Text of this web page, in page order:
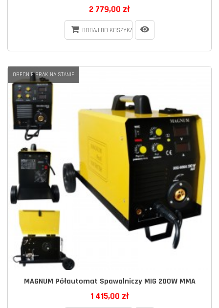
2 779,00 zł
DODAJ DO KOSZYKA
MAGNUM Półautomat Spawalniczy MIG 200W MMA
1 415,00 zł
OBECNIE BRAK NA STANIE